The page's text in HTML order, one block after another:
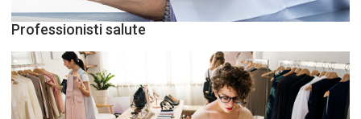
Professionisti salute